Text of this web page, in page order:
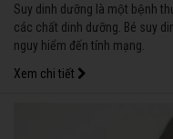
Suy dinh dưỡng là một bệnh
các chất dinh dưỡng. Bé suy
nguy hiểm đến tính mạng.
Xem chi tiết